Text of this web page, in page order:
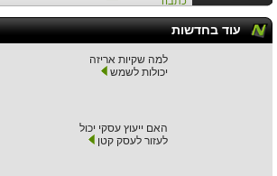
עוד בחדשות
למה שקיות אריזה
יכולות לשמש
האם ייעוץ עסקי יכול
לעזור לעסק קטן